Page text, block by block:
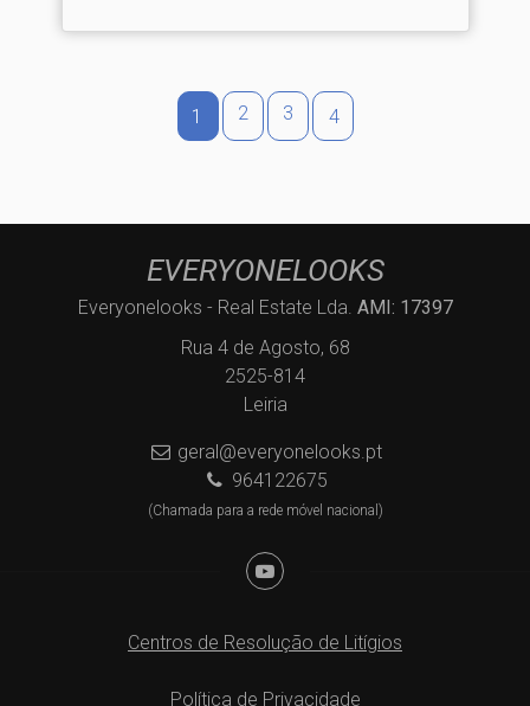
1 2 3 4
EVERYONELOOKS
Everyonelooks - Real Estate Lda. AMI: 17397
Rua 4 de Agosto, 68
2525-814
Leiria
geral@everyonelooks.pt
964122675
(Chamada para a rede móvel nacional)
Centros de Resolução de Litígios
Política de Privacidade